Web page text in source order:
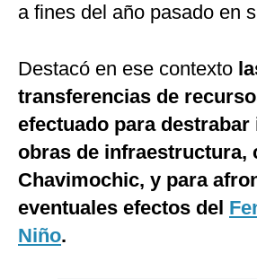
a fines del año pasado en
Destacó en ese contexto
transferencias de
efectuado para
obras de infraestructura,
Chavimochic, y para
eventuales efectos del
Niño.